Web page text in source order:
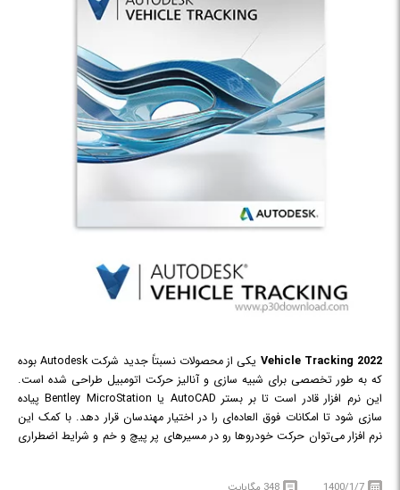
Vehicle Tracking 2022
یکی از محصولات نسبتاً جدید شرکت Autodesk بوده
که به طور تخصصی برای شبیه سازی و آنالیز حرکت اتومبیل طراحی شده است.
این نرم افزار قادر است تا بر بستر AutoCAD یا Bentley MicroStation پیاده
سازی شود تا امکانات فوق العاده‌ای را در اختیار مهندسان قرار دهد. با کمک این
نرم افزار می‌توان حرکت خودروها رو در مسیرهای پر پیچ و خم و شرایط اضطراری